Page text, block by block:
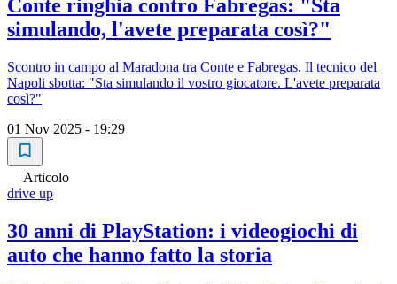
Conte ringhia contro Fabregas: "Sta
simulando, l'avete preparata così?"
Scontro in campo al Maradona tra Conte e Fabregas. Il tecnico del
Napoli sbotta: "Sta simulando il vostro giocatore. L'avete preparata
così?"
01 Nov 2025 - 19:29
Articolo
drive up
30 anni di PlayStation: i videogiochi di
auto che hanno fatto la storia